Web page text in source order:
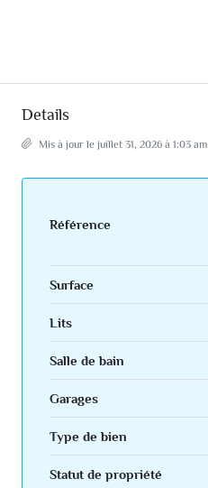
Details
Mis à jour le juillet 31, 2026 à 1:03 am
Référence
Surface
Lits
Salle de bain
Garages
Type de bien
Statut de propriété